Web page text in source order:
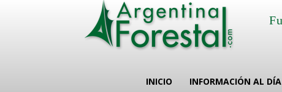
INICIO INFORMACIÓN AL DÍA